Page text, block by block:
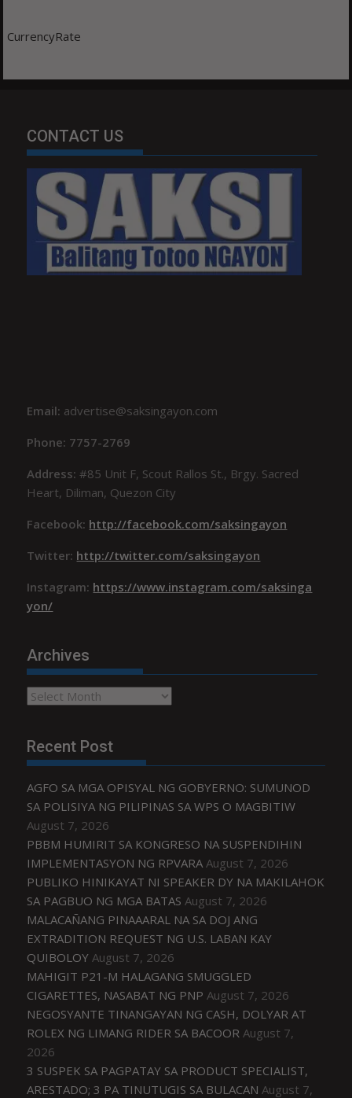
CurrencyRate
CONTACT US
Email: advertise@saksingayon.com
Phone: 7757-2769
Address:#85 Unit F, Scout Rallos St., Brgy. Sacred
Heart, Diliman, Quezon City
Facebook: http://facebook.com/saksingayon
Twitter: http://twitter.com/saksingayon
Instagram: https://www.instagram.com/saksinga
yon/
Archives
Archives
Recent Post
AGFO SA MGA OPISYAL NG GOBYERNO: SUMUNOD
SA POLISIYA NG PILIPINAS SA WPS O MAGBITIW
August 7, 2026
PBBM HUMIRIT SA KONGRESO NA SUSPENDIHIN
IMPLEMENTASYON NG RPVARA August 7, 2026
PUBLIKO HINIKAYAT NI SPEAKER DY NA MAKILAHOK
SA PAGBUO NG MGA BATAS August 7, 2026
MALACAÑANG PINAAARAL NA SA DOJ ANG
EXTRADITION REQUEST NG U.S. LABAN KAY
QUIBOLOY August 7, 2026
MAHIGIT P21-M HALAGANG SMUGGLED
CIGARETTES, NASABAT NG PNP August 7, 2026
NEGOSYANTE TINANGAYAN NG CASH, DOLYAR AT
ROLEX NG LIMANG RIDER SA BACOOR August 7,
2026
3 SUSPEK SA PAGPATAY SA PRODUCT SPECIALIST,
ARESTADO; 3 PA TINUTUGIS SA BULACAN August 7,